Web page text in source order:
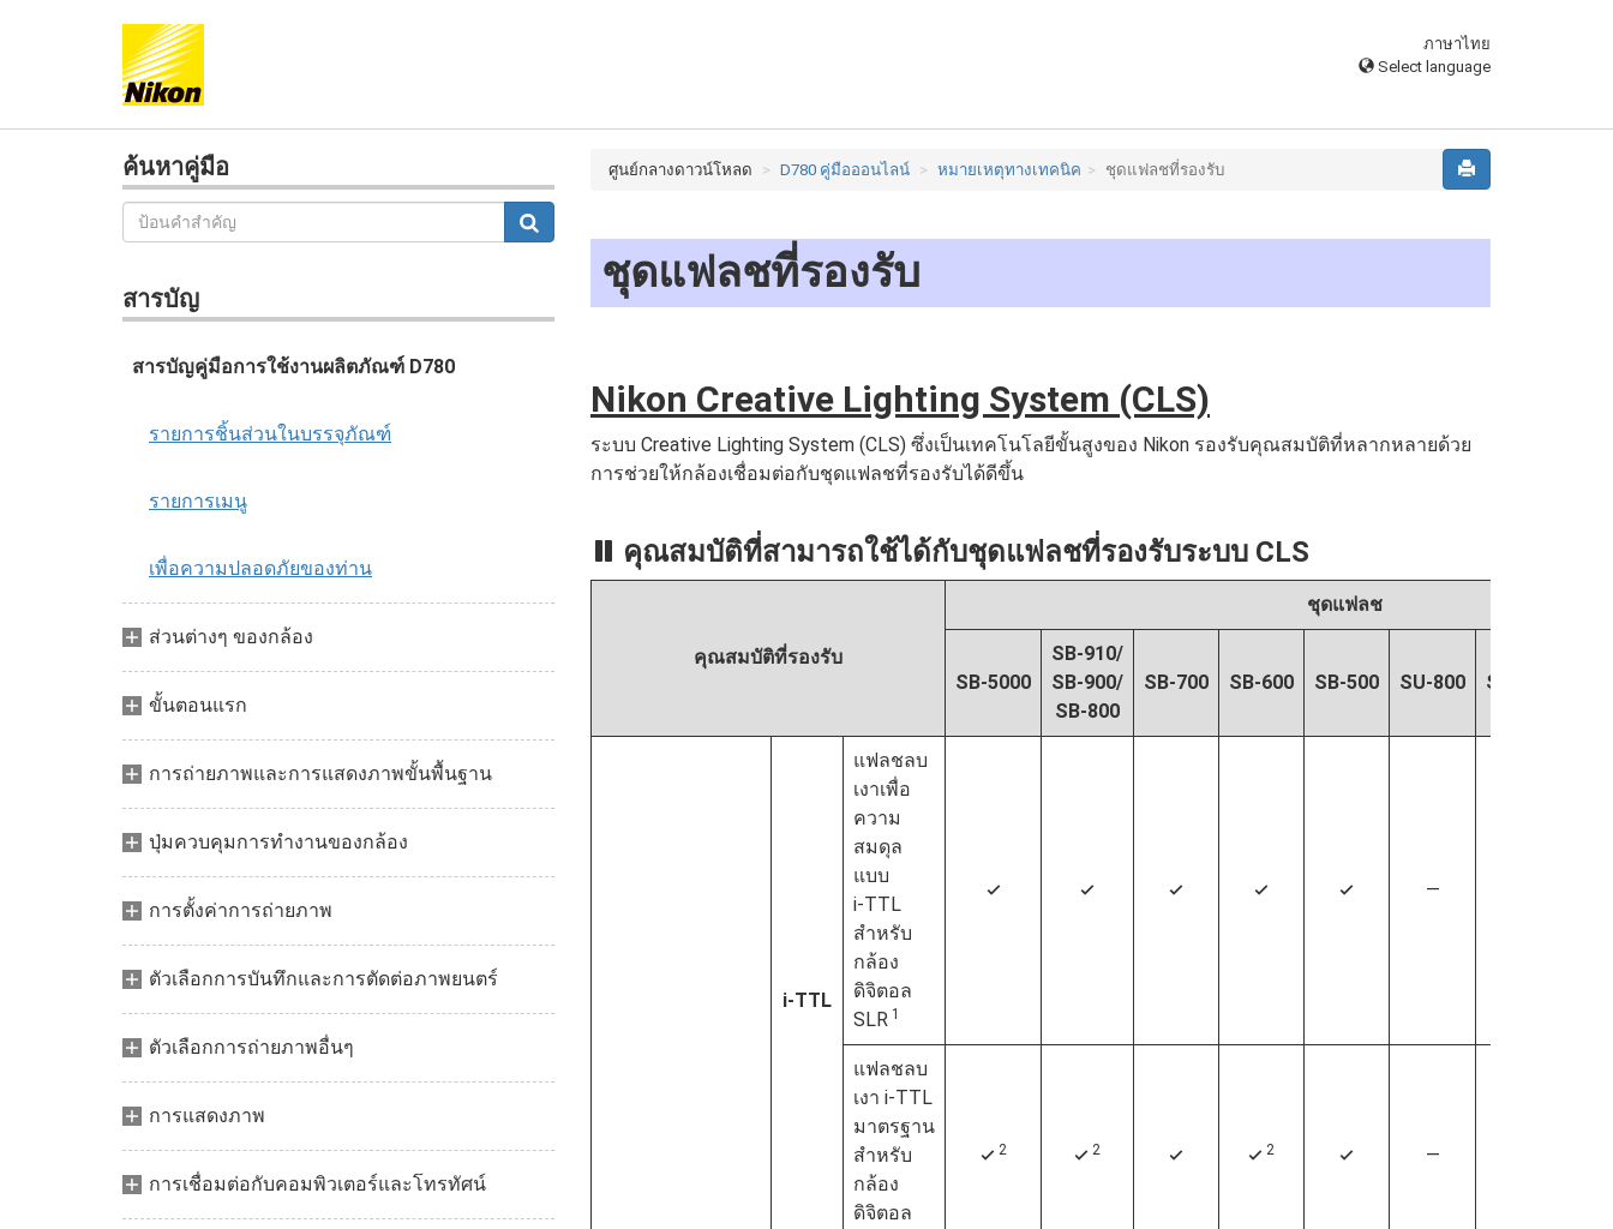
ภาษาไทย
Select language
ค้นหาคู่มือ
สารบัญ
สารบัญคู่มือการใช้งานผลิตภัณฑ์ D780
รายการชิ้นส่วนในบรรจุภัณฑ์
รายการเมนู
เพื่อความปลอดภัยของท่าน
ส่วนต่างๆ ของกล้อง
ขั้นตอนแรก
การถ่ายภาพและการแสดงภาพขั้นพื้นฐาน
ปุ่มควบคุมการทำงานของกล้อง
การตั้งค่าการถ่ายภาพ
ตัวเลือกการบันทึกและการตัดต่อภาพยนตร์
ตัวเลือกการถ่ายภาพอื่นๆ
การแสดงภาพ
การเชื่อมต่อกับคอมพิวเตอร์และโทรทัศน์
ศูนย์กลางดาวน์โหลด D780 คู่มือออนไลน์ หมายเหตุทางเทคนิค ชุดแฟลชที่รองรับ
ชุดแฟลชที่รองรับ
Nikon Creative Lighting System (CLS)
ระบบ Creative Lighting System (CLS) ซึ่งเป็นเทคโนโลยีขั้นสูงของ Nikon รองรับคุณสมบัติที่หลากหลายด้วย
การช่วยให้กล้องเชื่อมต่อกับชุดแฟลชที่รองรับได้ดีขึ้น
คุณสมบัติที่สามารถใช้ได้กับชุดแฟลชที่รองรับระบบ CLS
คุณสมบัติที่รองรับ
ชุดแฟลช
SB‑5000
SB‑910/
SB‑900/
SB‑800
SB‑700 SB‑600 SB‑500 SU‑800 SB‑R200
i‑TTL
แฟลชลบ
เงาเพื่อ
ความ
สมดุล
แบบ
i‑TTL
สำหรับ
กล้อง
ดิจิตอล
SLR 1
4 4 4 4 4 —
แฟลชลบ
เงา i‑TTL
มาตรฐาน
สำหรับ
กล้อง
ดิจิตอล
4 2 4 2 4 4 2 4 —